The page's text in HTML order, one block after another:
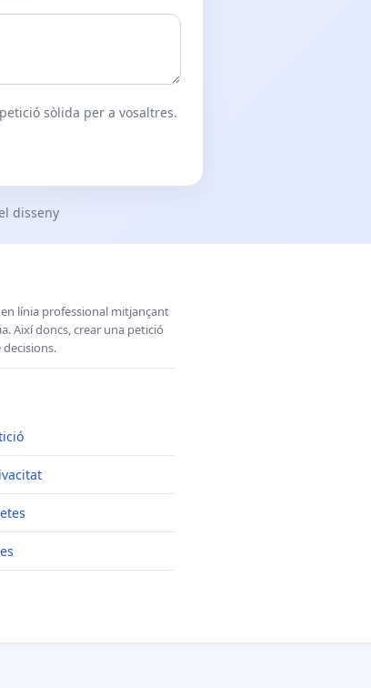
sòlida per a vosaltres.
disseny
línia professional mitjançant
Així doncs, crear una petició
decisions.